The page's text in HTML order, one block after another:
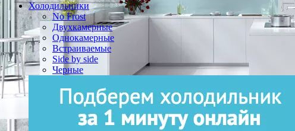
Холодильники
No Frost
Двухкамерные
Однокамерные
Встраиваемые
Side by side
Черные